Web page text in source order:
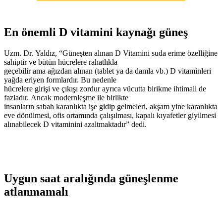
En önemli D vitamini kaynağı güneş
Uzm. Dr. Yaldız, “Güneşten alınan D Vitamini suda erime özelliğine
sahiptir ve bütün hücrelere rahatlıkla
geçebilir ama ağızdan alınan (tablet ya da damla vb.) D vitaminleri
yağda eriyen formlardır. Bu nedenle
hücrelere girişi ve çıkışı zordur ayrıca vücutta birikme ihtimali de
fazladır. Ancak modernleşme ile birlikte
insanların sabah karanlıkta işe gidip gelmeleri, akşam yine karanlıkta
eve dönülmesi, ofis ortamında çalışılması, kapalı kıyafetler giyilmesi
alınabilecek D vitaminini azaltmaktadır” dedi.
Uygun saat aralığında güneşlenme
atlanmamalı